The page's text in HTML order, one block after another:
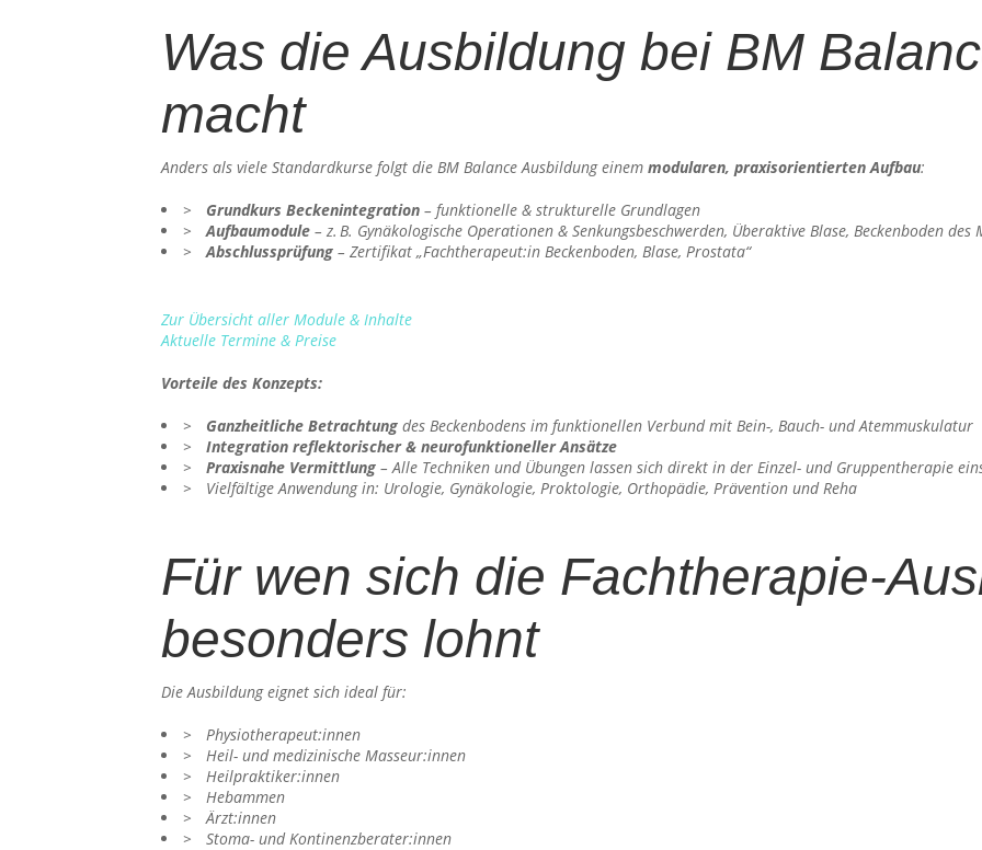
Was die Ausbildung bei BM
macht
Anders als viele Standardkurse folgt die BM Balance Ausbildung einem modularen, praxisorientierten Aufbau:
Grundkurs Beckenintegration– funktionelle & strukturelle Grundlagen
Aufbaumodule– z. B. Gynäkologische Operationen & Senkungsbeschwerden, Überaktive Blase, Beckenboden
Abschlussprüfung– Zertifikat „Fachtherapeut:in Beckenboden, Blase, Prostata“
Zur Übersicht aller Module & Inhalte
Aktuelle Termine & Preise
Vorteile des Konzepts:
Ganzheitliche Betrachtungdes Beckenbodens im funktionellen Verbund mit Bein-, Bauch- und Atemmuskulatur
Integration reflektorischer & neurofunktioneller Ansätze
Praxisnahe Vermittlung– Alle Techniken und Übungen lassen sich direkt in der Einzel- und Gruppentherapie
Vielfältige Anwendung in: Urologie, Gynäkologie, Proktologie, Orthopädie, Prävention und Reha
Für wen sich die Fachtherapie-
besonders lohnt
Die Ausbildung eignet sich ideal für:
Physiotherapeut:innen
Heil- und medizinische Masseur:innen
Heilpraktiker:innen
Hebammen
Ärzt:innen
Stoma- und Kontinenzberater:innen